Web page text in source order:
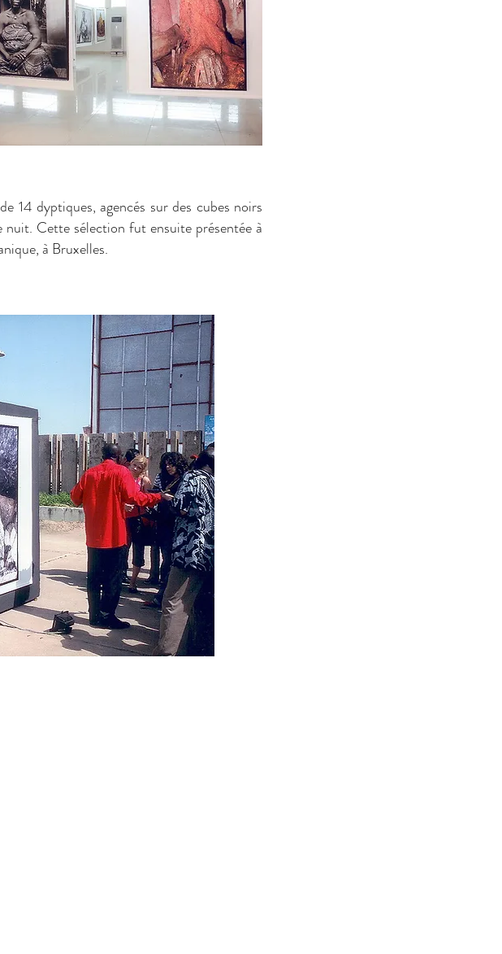
14 dyptiques, agencés sur des cubes noirs
Cette sélection fut ensuite présentée à
à Bruxelles.